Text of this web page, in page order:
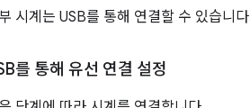
시계는 USB를 통해 연결할 수 있습니
를 통해 유선 연결 설정